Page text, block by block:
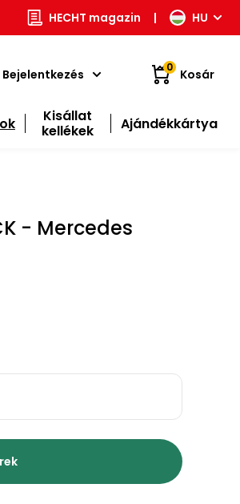
HECHT magazin | HU
Bejelentkezés 0 Kosár
Kisállat
kellékek
Ajándékkártya
- Mercedes